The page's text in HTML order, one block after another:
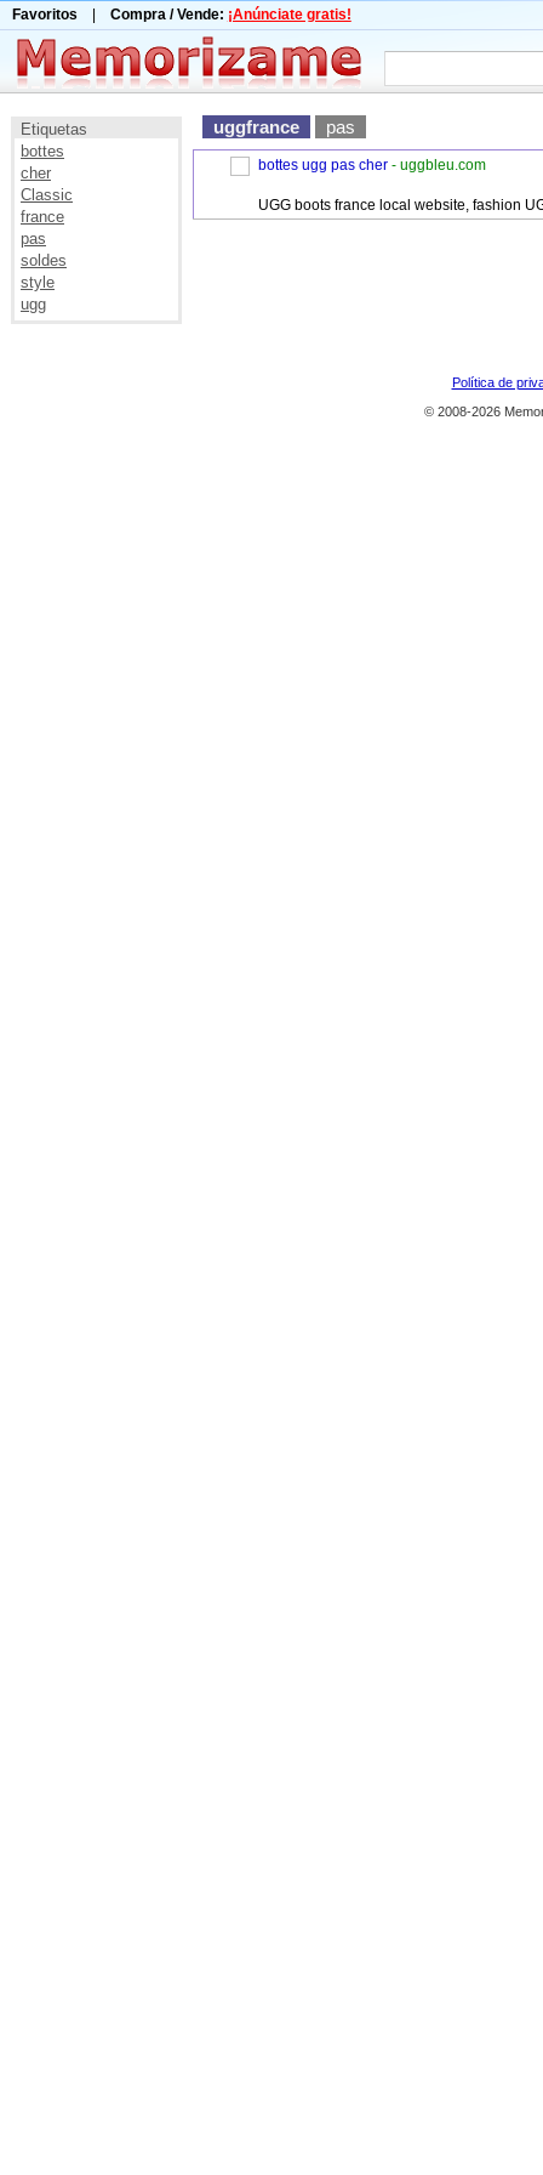
Favoritos Compra / Vende: ¡Anúnciate gratis!
Etiquetas
bottes
cher
Classic
france
pas
soldes
style
ugg
uggfrance pas
bottes ugg pas cher - uggbleu.com
UGG boots france local website, fashion
Política de
© 2008-2026